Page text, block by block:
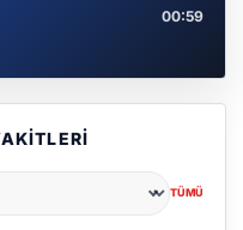
00:59
TÜMÜ